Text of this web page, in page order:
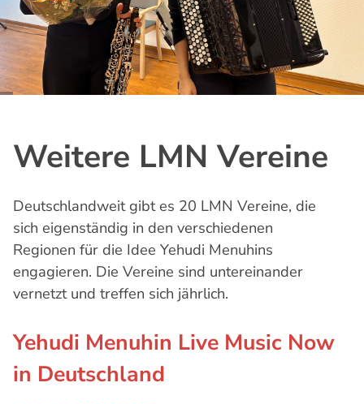
Kontakt
Weitere LMN Vereine
Deutschlandweit gibt es 20 LMN Vereine, die
sich eigenständig in den verschiedenen
Regionen für die Idee Yehudi Menuhins
engagieren. Die Vereine sind untereinander
vernetzt und treffen sich jährlich.
Yehudi Menuhin Live Music Now
in Deutschland